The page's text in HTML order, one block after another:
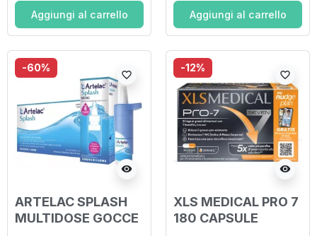
Aggiungi al carrello Aggiungi al carrello
-60%
visibility
favorite_border
ARTELAC SPLASH
MULTIDOSE GOCCE
-12%
visibility
favorite_border
XLS MEDICAL PRO 7
180 CAPSULE